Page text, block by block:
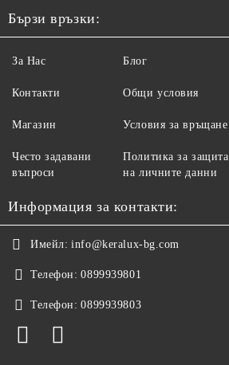
Бързи връзки:
За Нас
Контакти
Магазин
Често задавани
въпроси
Блог
Общи условия
Условия за връщане
Политика за защита
на личните данни
Информация за контакти:
Имейл: info@keralux-bg.com
Телефон: 0899939801
Телефон: 0899939803